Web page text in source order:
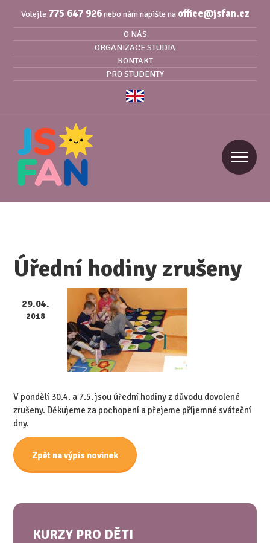
Volejte 775 647 926nebo nám napište na office@jsfan.cz
O NÁS
ORGANIZACE STUDIA
KONTAKT
PRO STUDENTY
Úřední hodiny zrušeny
29.04.
2018
V pondělí 30.4. a 7.5. jsou úřední hodiny z důvodu dovolené
zrušeny. Děkujeme za pochopení a přejeme příjemné sváteční
dny.
Zpět na výpis novinek
KURZY PRO DĚTI